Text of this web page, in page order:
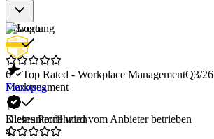
Bewertung
6
Marktsegment
Kleinunternehmen
4
Top Rated - Workplace ManagementQ3/26
Flexopus
Dieses Profil wird vom Anbieter betrieben